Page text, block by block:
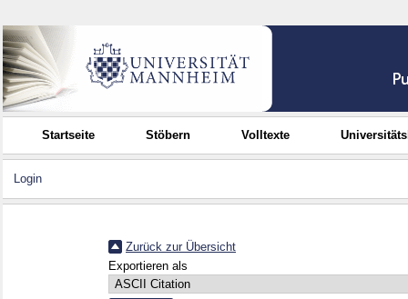
Startseite Stöbern Volltexte
Login
Zurück zur Übersicht
Exportieren als